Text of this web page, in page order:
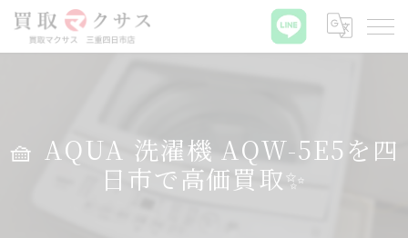
🧺 AQUA 洗濯機 AQW-5E5を四
日市で高価買取✨